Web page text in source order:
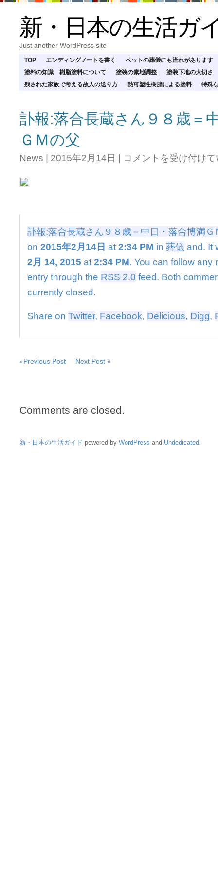
新・日本の生活ガ
Just another WordPress site
TOP エンディングノートを書く
ペットの葬儀にも流れがあります
塗料の知識 樹脂塗料について
塗装の素地調整
塗装下地の大切さ
残された家族で考える故人の送り方
熱可塑性樹脂による塗料 特殊
訃報:落合長蔵さん９８歳＝
ＧＭの父
News | 2015年2月14日 | 訃
さ
９
８
歳
＝
日・
満
Ｍ
コメントを受け付け
訃報:落合長蔵さん９８歳＝中日・落合博満Ｇ
on 2015年2月14日 at 2:34 PM in 葬儀 and. It
2月 14, 2015 at 2:34 PM. You can follow any
entry through the RSS 2.0 feed. Both
currently closed.
Share on Twitter, Facebook, Delicious, Digg,
«Previous Post Next Post »
Comments are closed.
新・日本の生活ガイド powered by WordPress and Undedicated.